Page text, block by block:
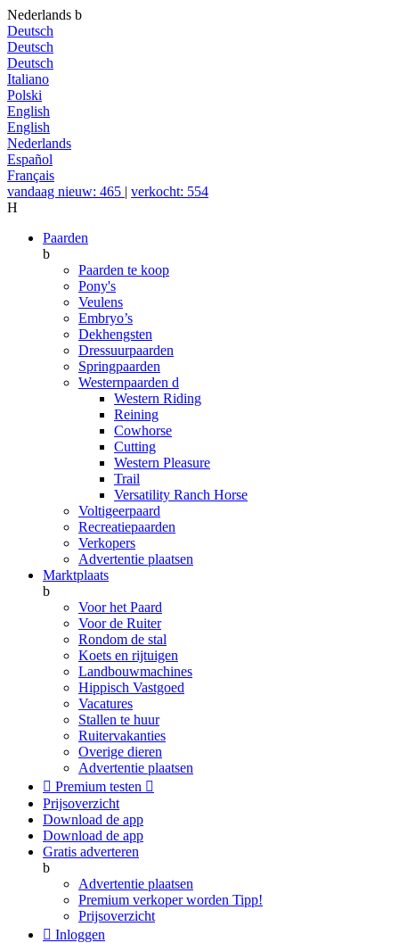
Nederlands b
Deutsch
Deutsch
Deutsch
Italiano
Polski
English
English
Nederlands
Español
Français
vandaag nieuw: 465 | verkocht: 554
H
Paarden
b
Paarden te koop
Pony's
Veulens
Embryo’s
Dekhengsten
Dressuurpaarden
Springpaarden
Westernpaarden d
Western Riding
Reining
Cowhorse
Cutting
Western Pleasure
Trail
Versatility Ranch Horse
Voltigeerpaard
Recreatiepaarden
Verkopers
Advertentie plaatsen
Marktplaats
b
Voor het Paard
Voor de Ruiter
Rondom de stal
Koets en rijtuigen
Landbouwmachines
Hippisch Vastgoed
Vacatures
Stallen te huur
Ruitervakanties
Overige dieren
Advertentie plaatsen
 Premium testen 
Prijsoverzicht
Download de app
Download de app
Gratis adverteren
b
Advertentie plaatsen
Premium verkoper worden Tipp!
Prijsoverzicht
 Inloggen